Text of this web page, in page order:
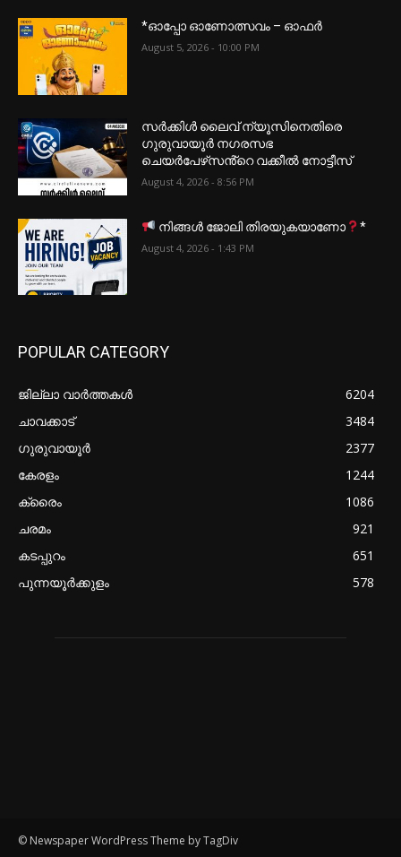
*ഓപ്പോ ഓണോത്സവം – ഓഫർ
August 5, 2026 - 10:00 PM
സർക്കിൾ ലൈവ് ന്യൂസിനെതിരെ
ഗുരുവായൂർ നഗരസഭ
ചെയർപേഴ്‌സൻ്റെ വക്കീൽ നോട്ടീസ്
August 4, 2026 - 8:56 PM
നിങ്ങൾ ജോലി തിരയുകയാണോ *
August 4, 2026 - 1:43 PM
POPULAR CATEGORY
ജില്ലാ വാർത്തകൾ
6204
ചാവക്കാട്
3484
ഗുരുവായൂർ
2377
കേരളം
1244
ക്രൈം
1086
ചരമം
921
കടപ്പുറം
651
പുന്നയൂർക്കുളം
578
© Newspaper WordPress Theme by TagDiv